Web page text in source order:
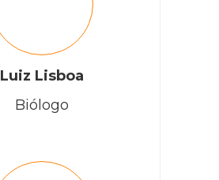
Luiz Lisboa
Biólogo